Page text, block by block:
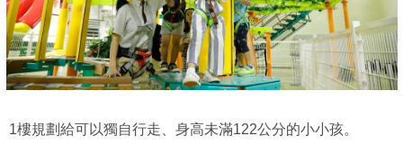
1樓規劃給可以獨自行走、身高未滿122公分的小小孩。